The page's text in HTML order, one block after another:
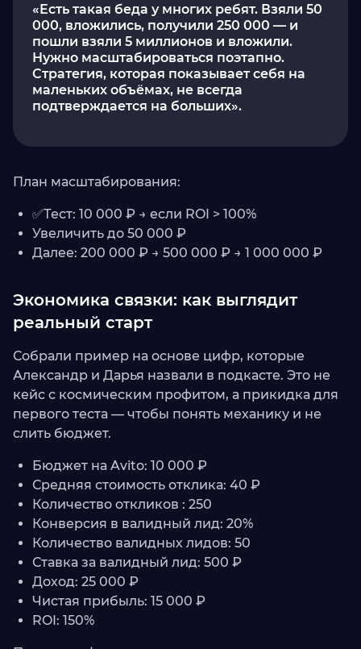
«Есть такая беда у многих ребят. Взяли 50
000, вложились, получили 250 000 — и
пошли взяли 5 миллионов и вложили.
Нужно масштабироваться поэтапно.
Стратегия, которая показывает себя на
маленьких объёмах, не всегда
подтверждается на больших».
План масштабирования:
✅Тест: 10 000 ₽ → если ROI > 100%
Увеличить до 50 000 ₽
Далее: 200 000 ₽ → 500 000 ₽ → 1 000 000 ₽
Экономика связки: как выглядит
реальный старт
Собрали пример на основе цифр, которые
Александр и Дарья назвали в подкасте. Это не
кейс с космическим профитом, а прикидка для
первого теста — чтобы понять механику и не
слить бюджет.
Бюджет на Avito: 10 000 ₽
Средняя стоимость отклика: 40 ₽
Количество откликов : 250
Конверсия в валидный лид: 20%
Количество валидных лидов: 50
Ставка за валидный лид: 500 ₽
Доход: 25 000 ₽
Чистая прибыль: 15 000 ₽
ROI: 150%